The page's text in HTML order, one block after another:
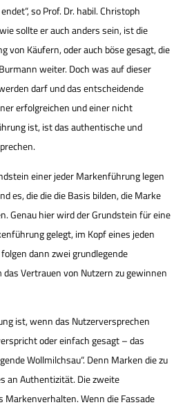
so Prof. Dr. habil. Christoph
sollte er auch anders sein, ist die
von Käufern, oder auch böse gesagt, die
weiter. Doch was auf dieser
darf und das entscheidende
erfolgreichen und einer nicht
ist, ist das authentische und
einer jeder Markenführung legen
es, die die die Basis bilden, die Marke
Genau hier wird der Grundstein für eine
gelegt, im Kopf eines jeden
dann zwei grundlegende
Vertrauen von Nutzern zu gewinnen
ist, wenn das Nutzerversprechen
oder einfach gesagt – das
Wollmilchsau“. Denn Marken die zu
an Authentizität. Die zweite
Markenverhalten. Wenn die Fassade